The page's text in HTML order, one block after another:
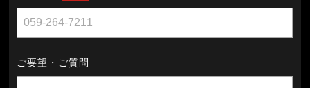
ご要望・ご質問